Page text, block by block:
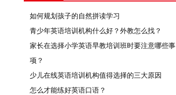
如何规划孩子的自然拼读学习
青少年英语培训机构什么好？外教怎么找？
家长在选择小学英语早教培训班时要注意哪些事
项？
少儿在线英语培训机构值得选择的三大原因
怎么才能练好英语口语？